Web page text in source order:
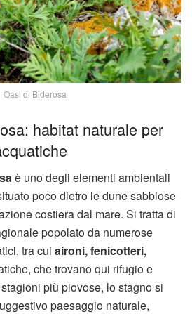
Oasi di Biderosa
habitat naturale per
è uno degli elementi ambientali
poco dietro le dune sabbiose
costiera dal mare. Si tratta di
popolato da numerose
tra cui aironi, fenicotteri,
che trovano qui rifugio e
più piovose, lo stagno si
paesaggio naturale,